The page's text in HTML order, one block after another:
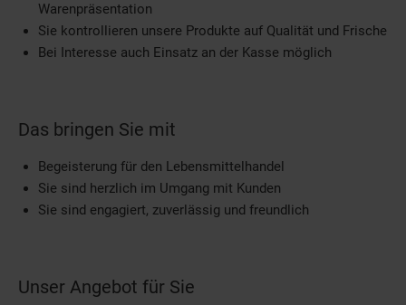
Warenpräsentation
Sie kontrollieren unsere Produkte auf Qualität und Frische
Bei Interesse auch Einsatz an der Kasse möglich
Das bringen Sie mit
Begeisterung für den Lebensmittelhandel
Sie sind herzlich im Umgang mit Kunden
Sie sind engagiert, zuverlässig und freundlich
Unser Angebot für Sie